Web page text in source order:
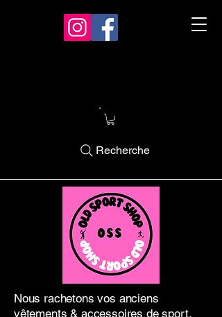
Nous rachetons vos anciens
vêtements & accessoires de sport,
Recherche